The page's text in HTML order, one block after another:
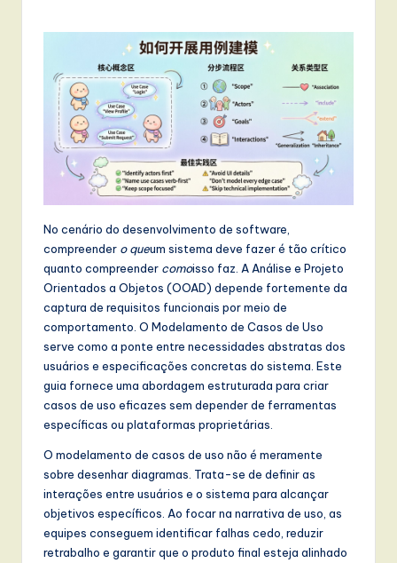
L
T
d
No cenário do desenvolvimento de software,
compreender o queum sistema deve fazer é tão crítico
quanto compreender comoisso faz. A Análise e Projeto
Orientados a Objetos (OOAD) depende fortemente da
captura de requisitos funcionais por meio de
comportamento. O Modelamento de Casos de Uso
serve como a ponte entre necessidades abstratas dos
usuários e especificações concretas do sistema. Este
guia fornece uma abordagem estruturada para criar
casos de uso eficazes sem depender de ferramentas
específicas ou plataformas proprietárias.
O modelamento de casos de uso não é meramente
sobre desenhar diagramas. Trata-se de definir as
interações entre usuários e o sistema para alcançar
objetivos específicos. Ao focar na narrativa de uso, as
equipes conseguem identificar falhas cedo, reduzir
retrabalho e garantir que o produto final esteja alinhado